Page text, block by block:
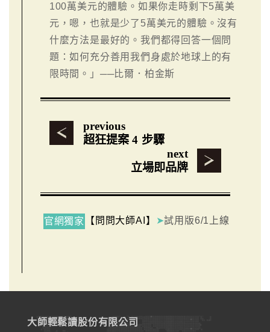
100萬美元的體驗。如果你走時剩下5萬美
元，嗯，也就是少了5萬美元的體驗。沒有
什麼方法是最好的。我們都得回答一個問
題：如何充分善用我們身處於地球上的有
限時間。」──比爾．柏金斯
previous
超狂提案 4 步驟
next
立場即品牌
官網獨家 【問問大師AI】 ➤試用版6/1上線
大師輕鬆讀股份有限公司